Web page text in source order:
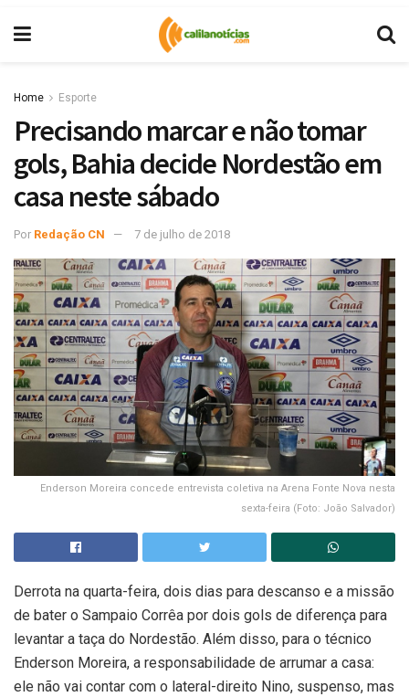
Home Esporte
Precisando marcar e não tomar
gols, Bahia decide Nordestão em
casa neste sábado
Por Redação CN 7 de julho de 2018
Enderson Moreira concede entrevista coletiva na Arena Fonte Nova nesta
sexta-feira (Foto: João Salvador)
Derrota na quarta-feira, dois dias para descanso e a missão
de bater o Sampaio Corrêa por dois gols de diferença para
levantar a taça do Nordestão. Além disso, para o técnico
Enderson Moreira, a responsabilidade de arrumar a casa:
ele não vai contar com o lateral-direito Nino, suspenso, mas